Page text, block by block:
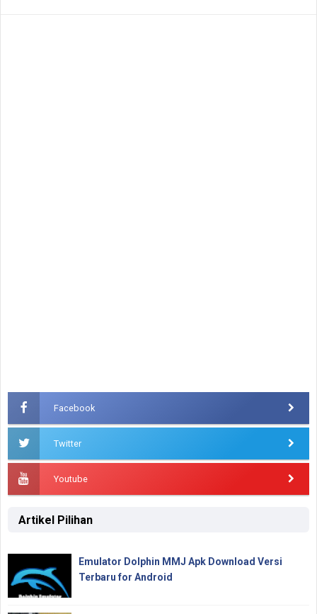
Facebook
Twitter
Youtube
Artikel Pilihan
Emulator Dolphin MMJ Apk Download Versi
Terbaru for Android